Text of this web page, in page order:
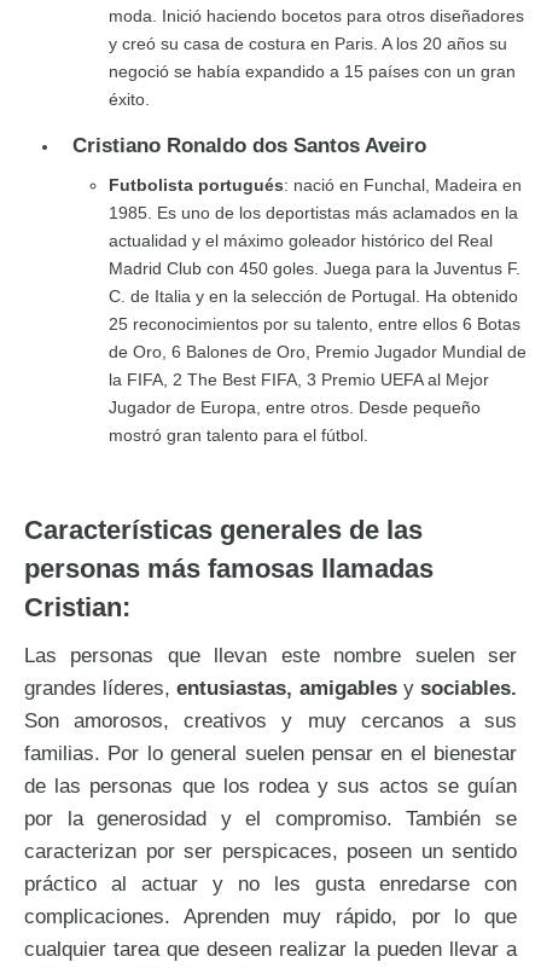
moda. Inició haciendo bocetos para otros diseñadores
y creó su casa de costura en Paris. A los 20 años su
negoció se había expandido a 15 países con un gran
éxito.
Cristiano Ronaldo dos Santos Aveiro
Futbolista portugués: nació en Funchal, Madeira en
1985. Es uno de los deportistas más aclamados en la
actualidad y el máximo goleador histórico del Real
Madrid Club con 450 goles. Juega para la Juventus F.
C. de Italia y en la selección de Portugal. Ha obtenido
25 reconocimientos por su talento, entre ellos 6 Botas
de Oro, 6 Balones de Oro, Premio Jugador Mundial de
la FIFA, 2 The Best FIFA, 3 Premio UEFA al Mejor
Jugador de Europa, entre otros. Desde pequeño
mostró gran talento para el fútbol.
Características generales de las
personas más famosas llamadas
Cristian:
Las personas que llevan este nombre suelen ser
grandes líderes,entusiastas, amigablesysociables.
Son amorosos, creativos y muy cercanos a sus
familias. Por lo general suelen pensar en el bienestar
de las personas que los rodea y sus actos se guían
por la generosidad y el compromiso. También se
caracterizan por ser perspicaces, poseen un sentido
práctico al actuar y no les gusta enredarse con
complicaciones. Aprenden muy rápido, por lo que
cualquier tarea que deseen realizar la pueden llevar a